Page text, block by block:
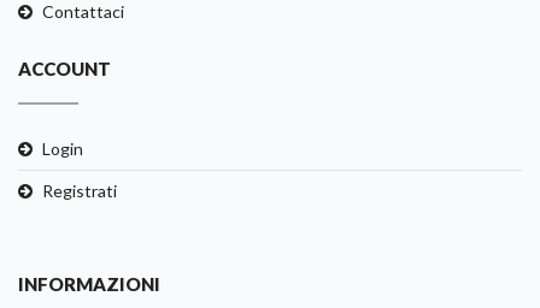
Contattaci
ACCOUNT
Login
Registrati
INFORMAZIONI